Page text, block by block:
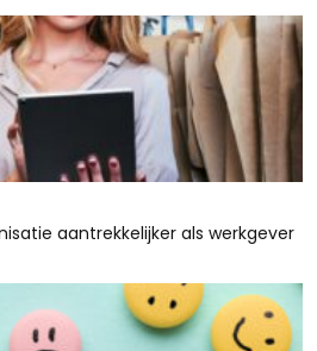
aantrekkelijker als werkgever